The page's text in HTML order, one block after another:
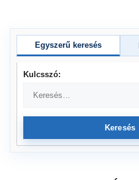
Egyszerű keresés
Kulcsszó:
Keresés